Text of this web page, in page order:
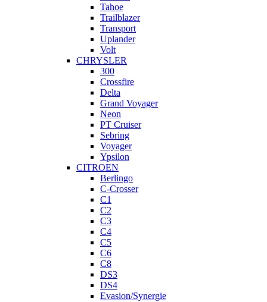
Tahoe
Trailblazer
Transport
Uplander
Volt
CHRYSLER
300
Crossfire
Delta
Grand Voyager
Neon
PT Cruiser
Sebring
Voyager
Ypsilon
CITROEN
Berlingo
C-Crosser
C1
C2
C3
C4
C5
C6
C8
DS3
DS4
Evasion/Synergie